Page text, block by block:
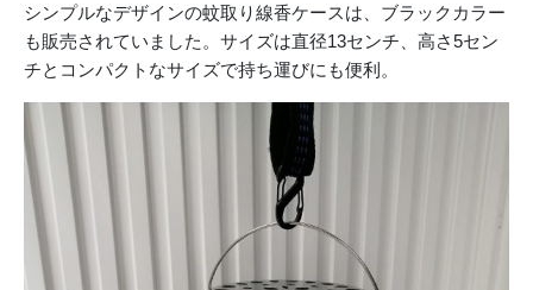
シンプルなデザインの蚊取り線香ケースは、ブラックカラー
も販売されていました。サイズは直径13センチ、高さ5セン
チとコンパクトなサイズで持ち運びにも便利。